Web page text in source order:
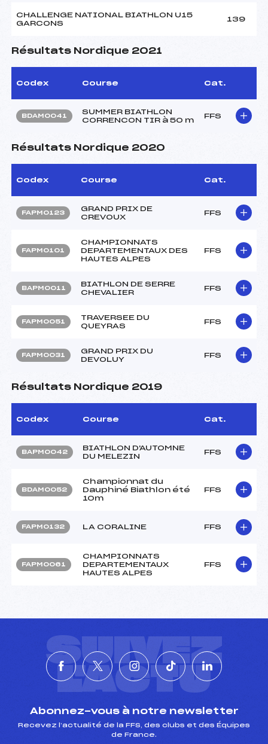
CHALLENGE NATIONAL BIATHLON U15
GARCONS
139
Résultats Nordique 2021
Codex Course Cat.
BDAM0041
SUMMER BIATHLON
CORRENCON TIR à 50 m
FFS
Résultats Nordique 2020
Codex Course Cat.
FAPM0123
GRAND PRIX DE
CREVOUX
FFS
FAPM0101
CHAMPIONNATS
DEPARTEMENTAUX DES
HAUTES ALPES
FFS
BAPM0011
BIATHLON DE SERRE
CHEVALIER
FFS
FAPM0051
TRAVERSEE DU
QUEYRAS
FFS
FAPM0031
GRAND PRIX DU
DEVOLUY
FFS
Résultats Nordique 2019
Codex Course Cat.
BAPM0042
BIATHLON D'AUTOMNE
DU MELEZIN
FFS
BDAM0052
Championnat du
Dauphiné Biathlon été
10m
FFS
FAPM0132 LA CORALINE FFS
FAPM0061
CHAMPIONNATS
DEPARTEMENTAUX
HAUTES ALPES
FFS
SUIVEZ
L'ACTU
Abonnez-vous à notre newsletter
Recevez l’actualité de la FFS, des clubs et des Équipes
de France.